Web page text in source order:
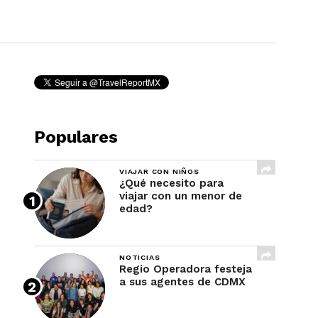
Populares
VIAJAR CON NIÑOS
¿Qué necesito para
viajar con un menor de
edad?
NOTICIAS
Regio Operadora festeja
a sus agentes de CDMX